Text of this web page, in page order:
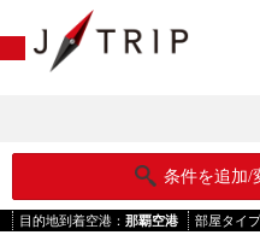
条件を追加/
目的地到着空港： 那覇空港 部屋タイプ